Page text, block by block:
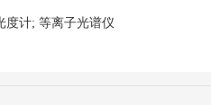
度计; 等离子光谱仪